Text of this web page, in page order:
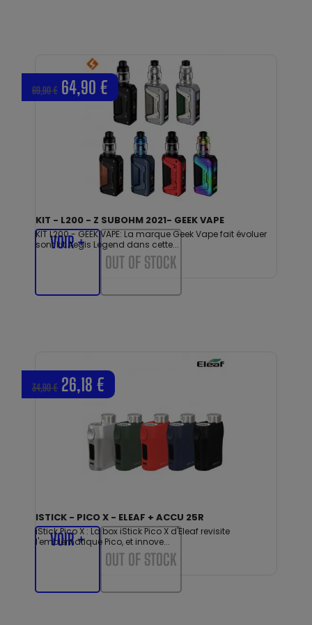
KIT - L200 - Z SUBOHM 2021- GEEK VAPE
KIT L200 - GEEK VAPE: La marque Geek Vape fait évoluer
sont kit Aegis Legend dans cette...
69,90 € 64,90 €
VOIR +
OUT OF STOCK
ISTICK - PICO X - ELEAF + ACCU 25R
iStick Pico X : La box iStick Pico X d'Eleaf revisite
l'emblématique Pico, et innove...
34,90 € 26,18 €
VOIR +
OUT OF STOCK